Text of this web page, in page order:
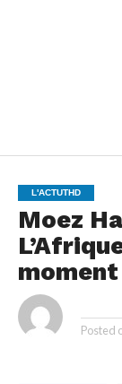
L'ACTUTHD
Moez
moment
Posted